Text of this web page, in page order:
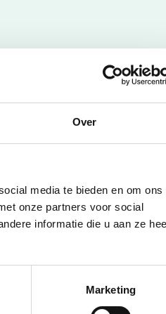
Over
media te bieden en om ons
onze partners voor social
informatie die u aan ze
Marketing